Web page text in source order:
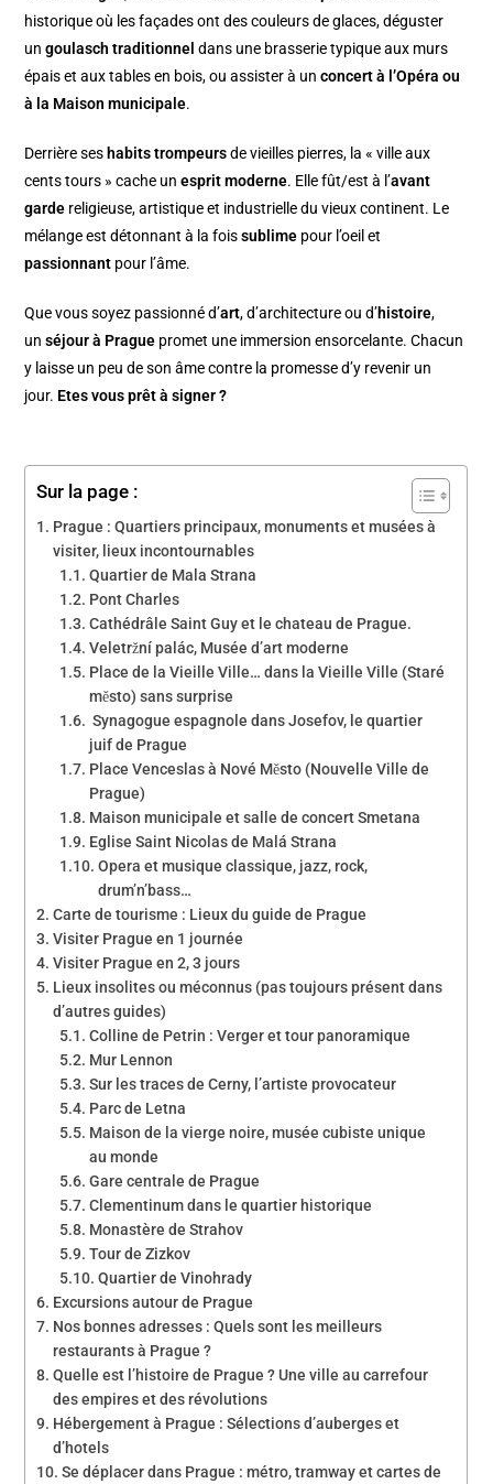
historique où les façades ont des couleurs de glaces, déguster
ungoulasch traditionnel dans une brasserie typique aux murs
épais et aux tables en bois, ou assister à unconcert à l’Opéra ou
à la Maison municipale.
Derrière ses habits trompeursde vieilles pierres, la « ville aux
cents tours » cache unesprit moderne. Elle fût/est à l’avant
garde religieuse, artistique et industrielle du vieux continent. Le
mélange est détonnant à la foissublime pour l’oeil et
passionnant pour l’âme.
Que vous soyez passionné d’art, d’architecture ou d’histoire,
unséjour à Prague promet une immersion ensorcelante. Chacun
y laisse un peu de son âme contre la promesse d’y revenir un
jour. Etes vous prêt à signer ?
Sur la page :
Prague : Quartiers principaux, monuments et musées à
visiter, lieux incontournables
Quartier de Mala Strana
Pont Charles
Cathédrâle Saint Guy et le chateau de Prague.
Veletržní palác, Musée d’art moderne
Place de la Vieille Ville… dans la Vieille Ville (Staré
město) sans surprise
Synagogue espagnole dans Josefov, le quartier
juif de Prague
Place Venceslas à Nové Město (Nouvelle Ville de
Prague)
Maison municipale et salle de concert Smetana
Eglise Saint Nicolas de Malá Strana
Opera et musique classique, jazz, rock,
drum’n’bass…
Carte de tourisme : Lieux du guide de Prague
Visiter Prague en 1 journée
Visiter Prague en 2, 3 jours
Lieux insolites ou méconnus (pas toujours présent dans
d’autres guides)
Colline de Petrin : Verger et tour panoramique
Mur Lennon
Sur les traces de Cerny, l’artiste provocateur
Parc de Letna
Maison de la vierge noire, musée cubiste unique
au monde
Gare centrale de Prague
Clementinum dans le quartier historique
Monastère de Strahov
Tour de Zizkov
Quartier de Vinohrady
Excursions autour de Prague
Nos bonnes adresses : Quels sont les meilleurs
restaurants à Prague ?
Quelle est l’histoire de Prague ? Une ville au carrefour
des empires et des révolutions
Hébergement à Prague : Sélections d’auberges et
d’hotels
Se déplacer dans Prague : métro, tramway et cartes de